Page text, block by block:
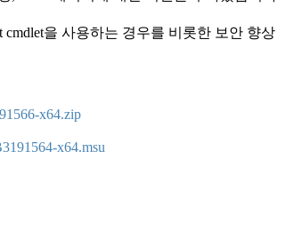
을 사용하는 경우를 비롯한 보안 향상
x64.zip
x64.msu